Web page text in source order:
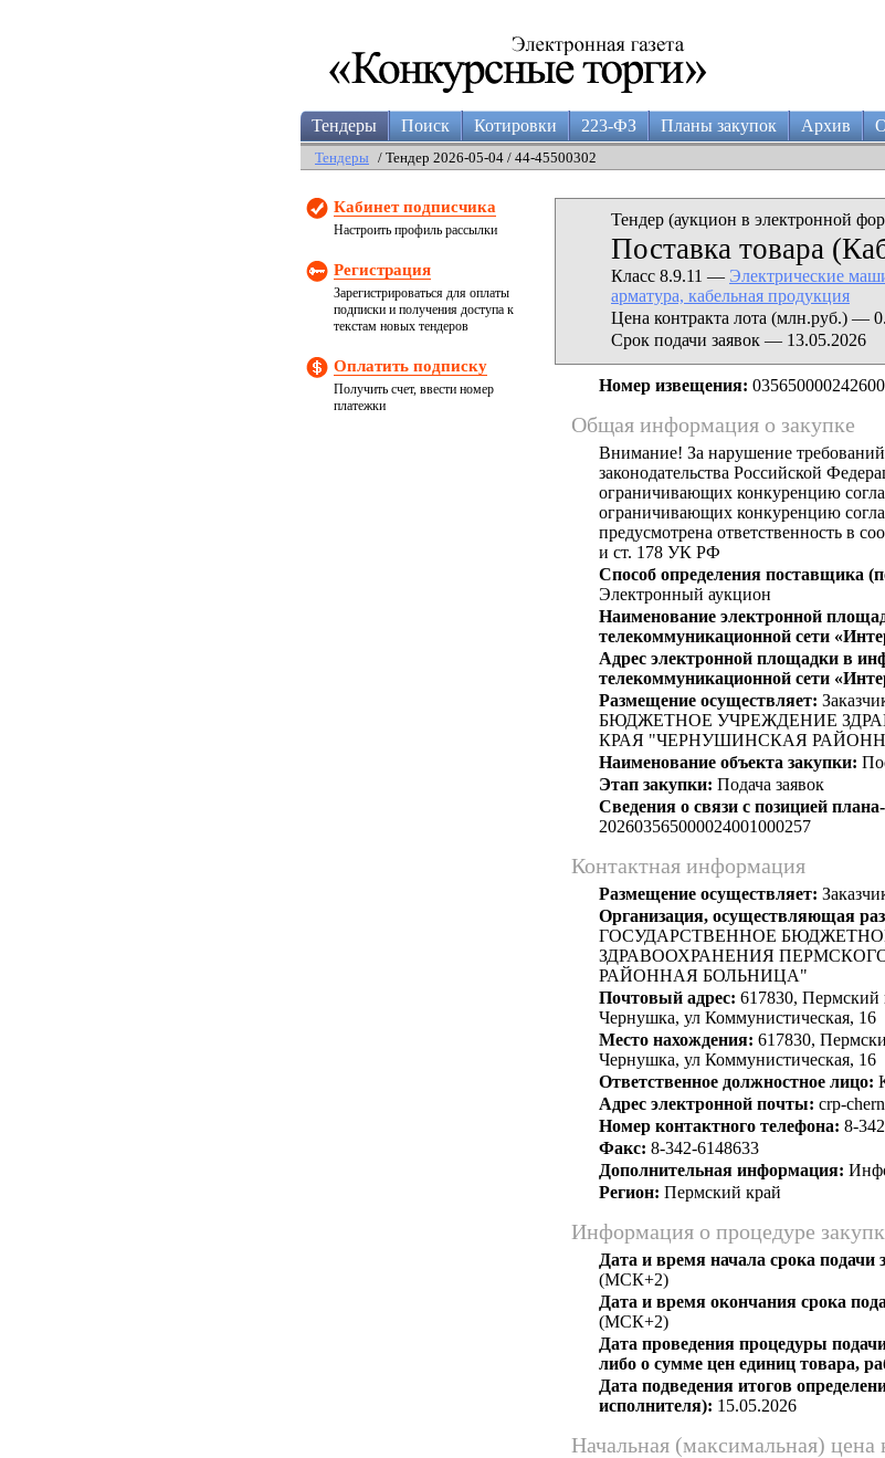
Тендеры Поиск Котировки 223-ФЗ Планы закупок Архив
Тендеры / Тендер 2026-05-04 / 44-45500302
Кабинет подписчика
Настроить профиль рассылки
Регистрация
Зарегистрироваться для оплаты
подписки и получения доступа к
текстам новых тендеров
Оплатить подписку
Получить счет, ввести номер
платежки
Тендер (аукцион в электронной
Поставка товара
Класс 8.9.11 — Электрические
арматура, кабельная продукция
Цена контракта лота (млн.руб.) —
Срок подачи заявок — 13.05.2026
Номер извещения:
Общая информация о закупке
Внимание! За нарушение
законодательства Российской
ограничивающих конкуренцию
ограничивающих конкуренцию
предусмотрена ответственность в
и ст. 178 УК РФ
Способ определения поставщика
Электронный аукцион
Наименование электронной
телекоммуникационной сети
Адрес электронной площадки в
телекоммуникационной сети
Размещение осуществляет:
БЮДЖЕТНОЕ УЧРЕЖДЕНИЕ
КРАЯ "ЧЕРНУШИНСКАЯ
Наименование объекта закупки:
Этап закупки: Подача заявок
Сведения о связи с позицией
202603565000024001000257
Контактная информация
Размещение осуществляет:
Организация, осуществляющая
ГОСУДАРСТВЕННОЕ
ЗДРАВООХРАНЕНИЯ
РАЙОННАЯ БОЛЬНИЦА"
Почтовый адрес: 617830,
Чернушка, ул Коммунистическая, 16
Место нахождения: 617830,
Чернушка, ул Коммунистическая, 16
Ответственное должностное лицо:
Адрес электронной почты: crp-
Номер контактного телефона: 8-
Факс: 8-342-6148633
Дополнительная информация:
Регион: Пермский край
Информация о процедуре
Дата и время начала срока подачи
(МСК+2)
Дата и время окончания срока
(МСК+2)
Дата проведения процедуры
либо о сумме цен единиц товара,
Дата подведения итогов
исполнителя): 15.05.2026
Начальная (максимальная) цена